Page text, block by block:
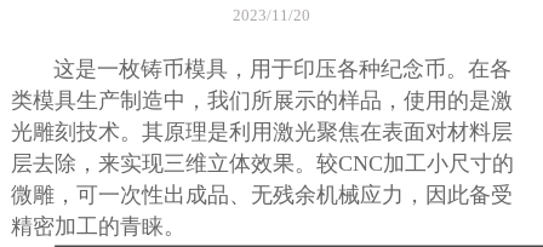
2023/11/20
这是一枚铸币模具，用于印压各种纪念币。在各
类模具生产制造中，我们所展示的样品，使用的是激
光雕刻技术。其原理是利用激光聚焦在表面对材料层
层去除，来实现三维立体效果。较CNC加工小尺寸的
微雕，可一次性出成品、无残余机械应力，因此备受
精密加工的青睐。